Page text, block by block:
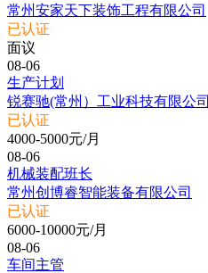
常州安家天下装饰工程有限公司
已认证
面议
08-06
生产计划
锐赛驰(常州）工业科技有限公司
已认证
4000-5000元/月
08-06
机械装配班长
常州创博睿智能装备有限公司
已认证
6000-10000元/月
08-06
车间主管